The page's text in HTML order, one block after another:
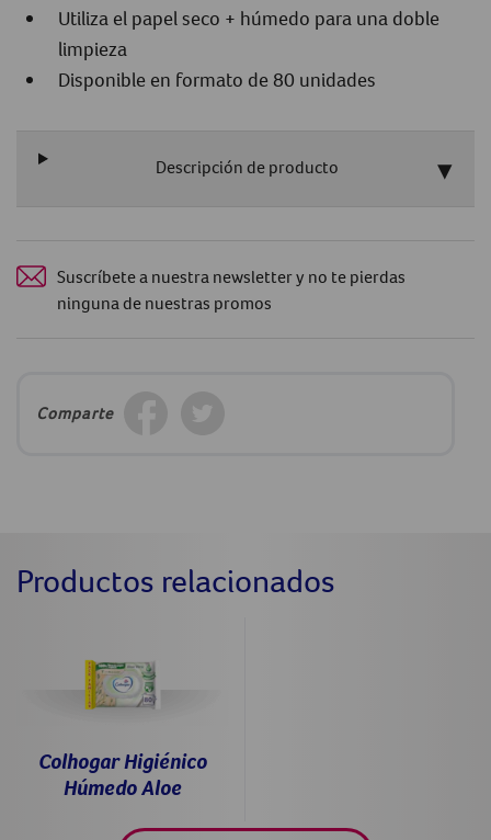
Utiliza el papel seco + húmedo para una doble
limpieza
Disponible en formato de 80 unidades
Descripción de producto
Suscríbete a nuestra newsletter y no te pierdas
ninguna de nuestras promos
Comparte
Productos relacionados
Colhogar Higiénico
Húmedo Aloe